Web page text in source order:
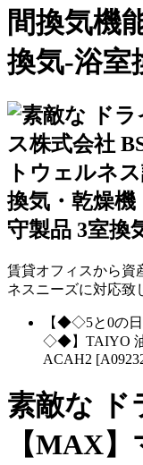
間換気機
換気-浴室
賃貸オフィスから資
ネスニーズに対応致
【◆◇5と0の日
◇◆】TAIYO 油
ACAH2
素敵な ド
【MAX